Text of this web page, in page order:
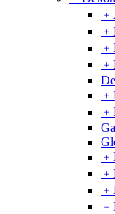
﹢
﹢
﹢
﹢
﹢
﹢
﹢
﹢
﹢
﹣